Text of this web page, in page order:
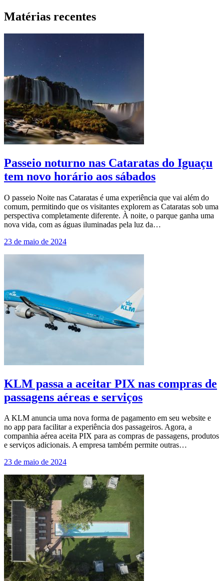
Matérias recentes
Passeio noturno nas Cataratas do Iguaçu
tem novo horário aos sábados
O passeio Noite nas Cataratas é uma experiência que vai além do
comum, permitindo que os visitantes explorem as Cataratas sob uma
perspectiva completamente diferente. À noite, o parque ganha uma
nova vida, com as águas iluminadas pela luz da…
23 de maio de 2024
KLM passa a aceitar PIX nas compras de
passagens aéreas e serviços
A KLM anuncia uma nova forma de pagamento em seu website e
no app para facilitar a experiência dos passageiros. Agora, a
companhia aérea aceita PIX para as compras de passagens, produtos
e serviços adicionais. A empresa também permite outras…
23 de maio de 2024